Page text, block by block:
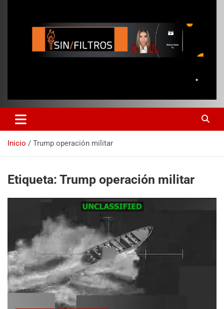
Inicio Trump operación militar
Etiqueta: Trump operación militar